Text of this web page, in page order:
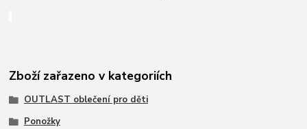
Zboží zařazeno v kategoriích
OUTLAST oblečení pro děti
Ponožky